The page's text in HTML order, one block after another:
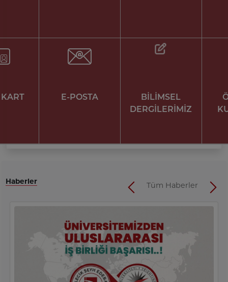
E-POSTA
BİLİMSEL
DERGİLERİMİZ
Haberler Tüm Haberler